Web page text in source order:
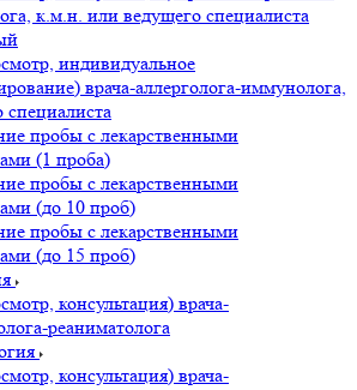
к.м.н. или ведущего специалиста
индивидуальное
врача-аллерголога-иммунолога,
специалиста
пробы с лекарственными
(1 проба)
пробы с лекарственными
(до 10 проб)
пробы с лекарственными
(до 15 проб)
консультация) врача-
реаниматолога
консультация) врача-